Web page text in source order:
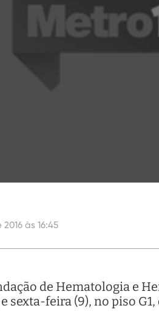
às 16:45
de Hematologia e
feira (9), no piso